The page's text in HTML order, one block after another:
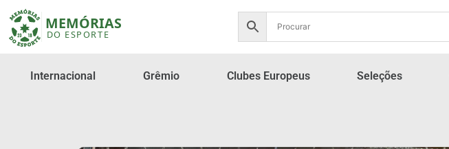
Internacional Grêmio Clubes Europeus Seleções